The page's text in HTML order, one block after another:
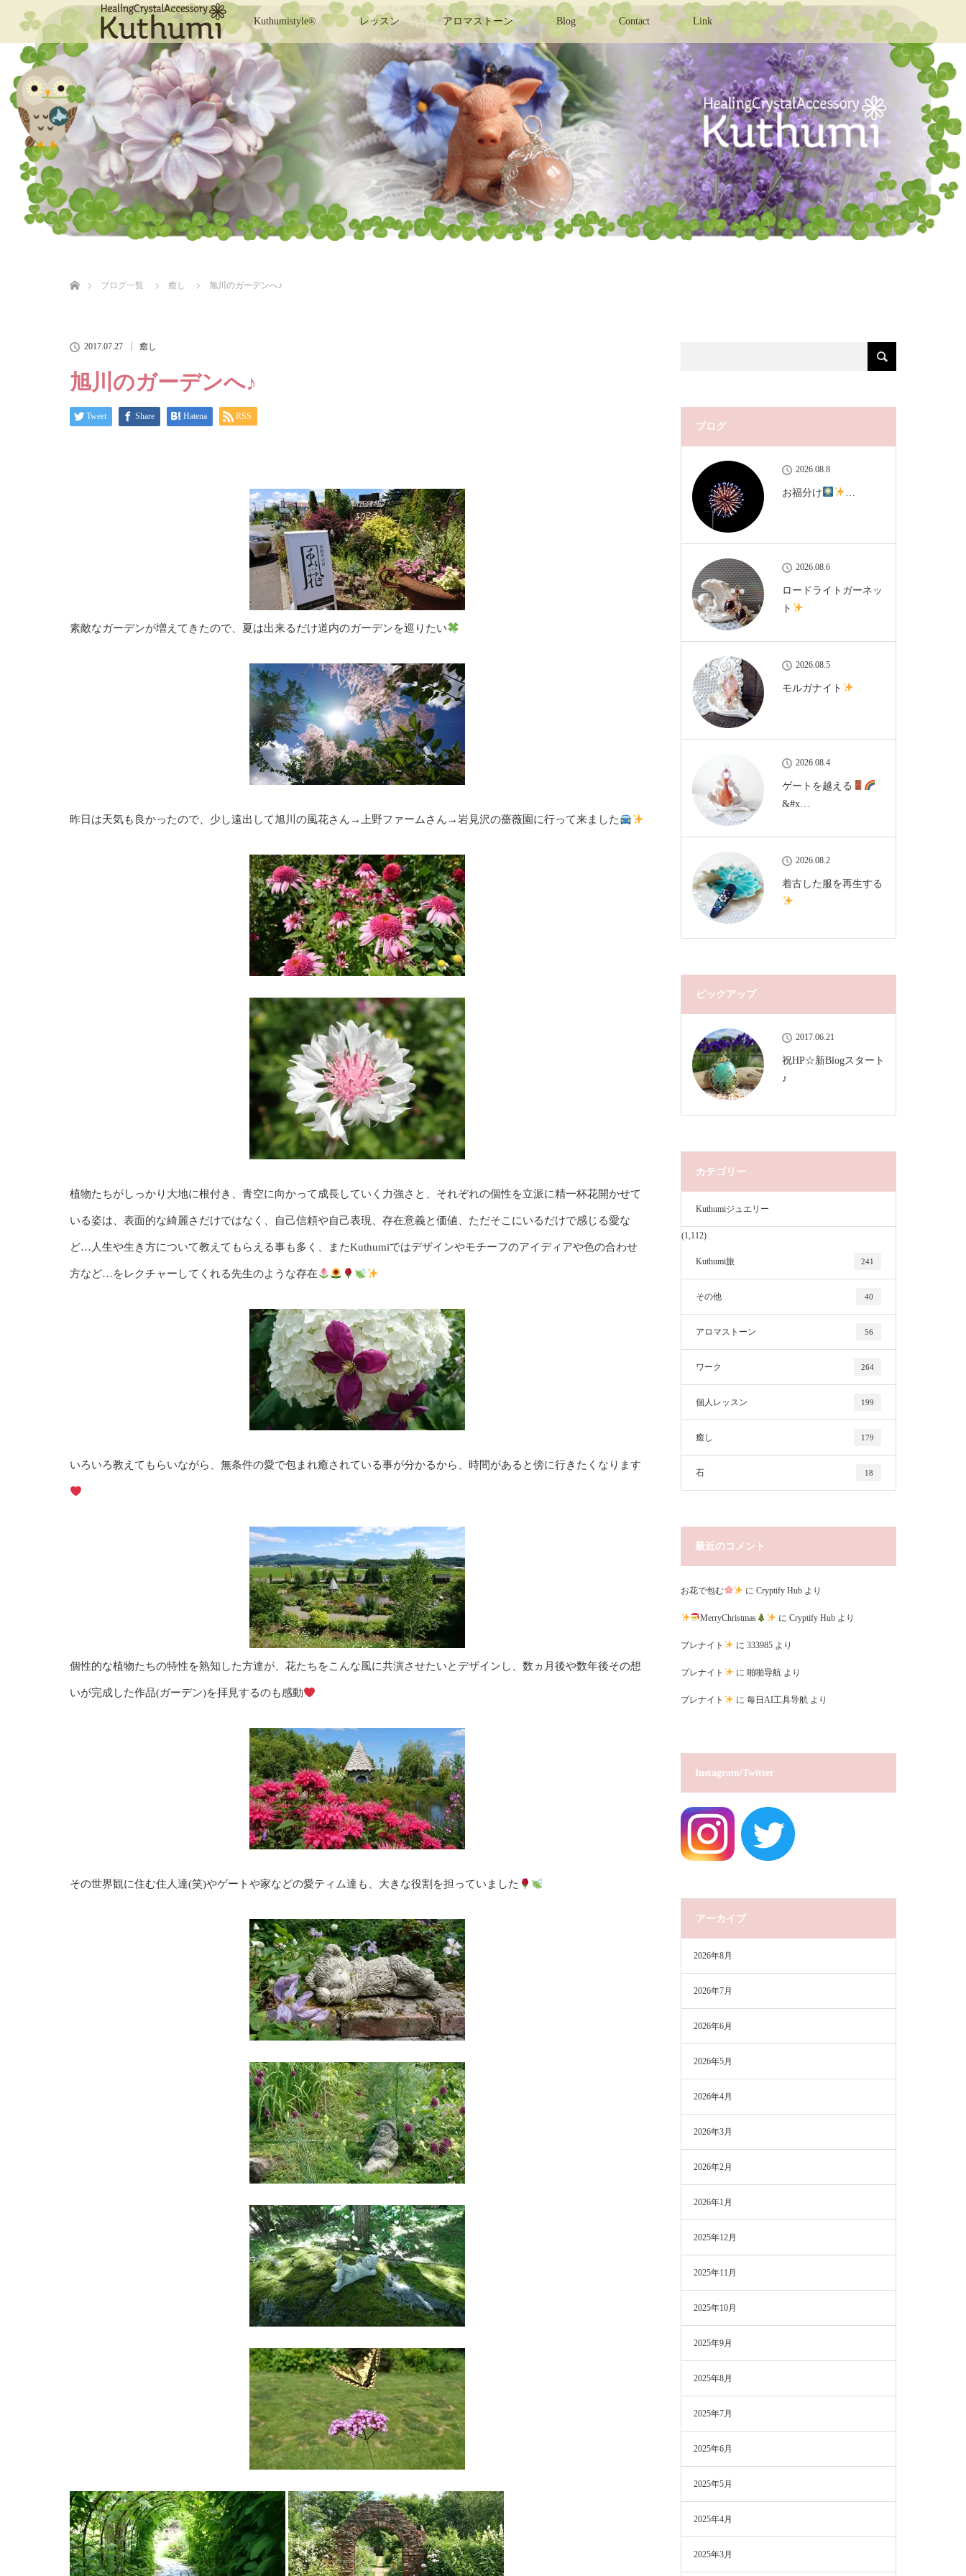
Kuthumistyle® レッスン アロマストーン Blog Contact Link
ブログ一覧
癒し 旭川のガーデンへ♪
2017.07.27 癒し
旭川のガーデンへ♪
Tweet Share Hatena RSS
素敵なガーデンが増えてきたので、夏は出来るだけ道内のガーデンを巡りたい
昨日は天気も良かったので、少し遠出して旭川の風花さん→上野ファームさん→岩見沢の薔薇園に行って来ました
植物たちがしっかり大地に根付き、青空に向かって成長していく力強さと、それぞれの個性を立派に精一杯花開かせて
いる姿は、表面的な綺麗さだけではなく、自己信頼や自己表現、存在意義と価値、ただそこにいるだけで感じる愛な
ど…人生や生き方について教えてもらえる事も多く、またKuthumiではデザインやモチーフのアイディアや色の合わせ
方など…をレクチャーしてくれる先生のような存在
いろいろ教えてもらいながら、無条件の愛で包まれ癒されている事が分かるから、時間があると傍に行きたくなります
個性的な植物たちの特性を熟知した方達が、花たちをこんな風に共演させたいとデザインし、数ヵ月後や数年後その想
いが完成した作品(ガーデン)を拝見するのも感動
その世界観に住む住人達(笑)やゲートや家などの愛ティム達も、大きな役割を担っていました
ブログ
2026.08.8
お福分け …
2026.08.6
ロードライトガーネッ
ト
2026.08.5
モルガナイト
2026.08.4
ゲートを越える
&#x…
2026.08.2
着古した服を再生する
ピックアップ
2017.06.21
祝HP☆新Blogスタート
♪
カテゴリー
Kuthumiジュエリー
(1,112)
Kuthumi旅 241
その他 40
アロマストーン 56
ワーク 264
個人レッスン 199
癒し 179
石 18
最近のコメント
お花で包む にCryptify Hub より
MerryChristmas に Cryptify Hubより
プレナイト に 333985より
プレナイト に 啪啪导航より
プレナイト に 每日AI工具导航より
Instagram/Twitter
アーカイブ
2026年8月
2026年7月
2026年6月
2026年5月
2026年4月
2026年3月
2026年2月
2026年1月
2025年12月
2025年11月
2025年10月
2025年9月
2025年8月
2025年7月
2025年6月
2025年5月
2025年4月
2025年3月